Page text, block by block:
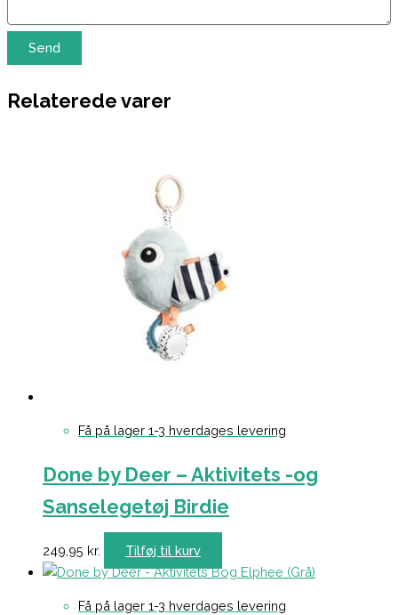
Relaterede varer
Få på lager 1-3 hverdages levering
Done by Deer – Aktivitets -og
Sanselegetøj Birdie
249,95 kr. Tilføj til kurv
Få på lager 1-3 hverdages levering